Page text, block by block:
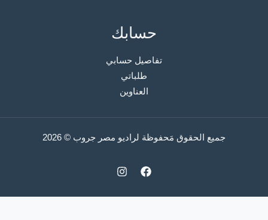
حسابك
تفاصيل حسابي
طلباتي
العناوين
جميع الحقوق مَحفوظة لراديو مصر جروب © 2026